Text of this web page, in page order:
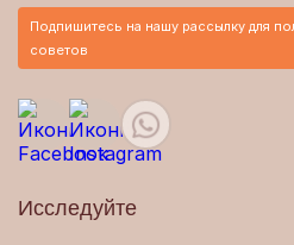
Подпишитесь на нашу рассылку для
советов
Исследуйте